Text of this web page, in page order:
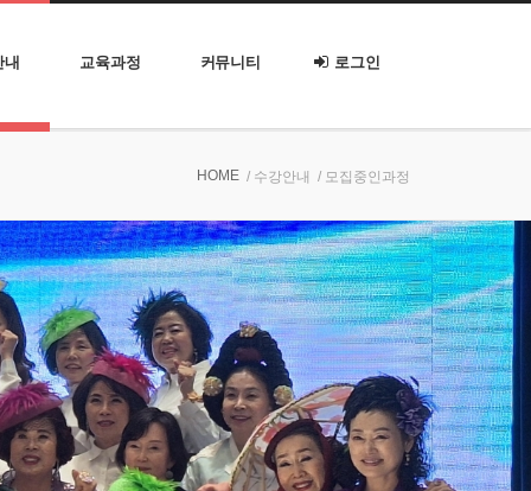
내 교육과정 커뮤니티 로그인
HOME / 수강안내 / 모집중인과정